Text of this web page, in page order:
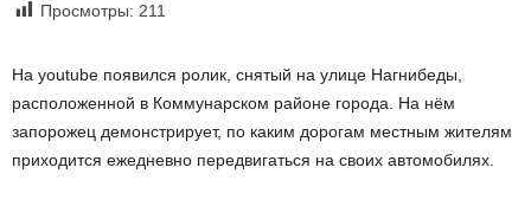
Просмотры: 211
На youtube появился ролик, снятый на улице Нагнибеды,
расположенной в Коммунарском районе города. На нём
запорожец демонстрирует, по каким дорогам местным жителям
приходится ежедневно передвигаться на своих автомобилях.